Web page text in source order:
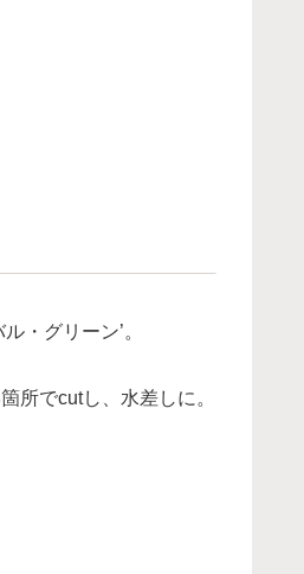
・グリーン’。
所でcutし、水差しに。